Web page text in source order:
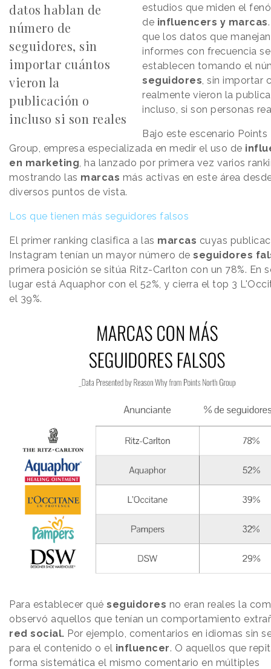
datos hablan de
número de
seguidores, sin
importar cuántos
vieron la
publicación o
incluso si son reales
estudios que miden el
de influencers y marcas
que los datos que
informes con frecuencia se
establecen tomando el
seguidores , sin importar
realmente vieron la
incluso, si son personas
Bajo este escenario Points
Group, empresa especializada en medir el uso de
en marketing , ha lanzado por primera vez varios
mostrando las marcas más activas en este área
diversos puntos de vista.
Los que tienen más seguidores falsos
El primer ranking clasifica a las marcas cuyas
Instagram tenían un mayor número de seguidores
primera posición se sitúa Ritz-Carlton con un 78%. En
lugar está Aquaphor con el 52%, y cierra el top 3
el 39%.
Para establecer qué seguidores no eran reales la
observó aquellos que tenían un comportamiento
red social. Por ejemplo, comentarios en idiomas sin
para el contenido o el influencer. O aquellos que
forma sistemática el mismo comentario en múltiples